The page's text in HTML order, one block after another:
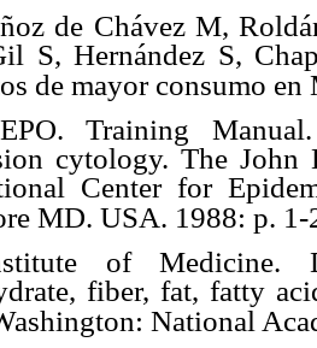
de Chávez M,
S, Hernández S,
de mayor consumo
Training
cytology. The
Center for
MD. USA. 1988: p. 1-
of Medicine.
fiber, fat, fatty
National